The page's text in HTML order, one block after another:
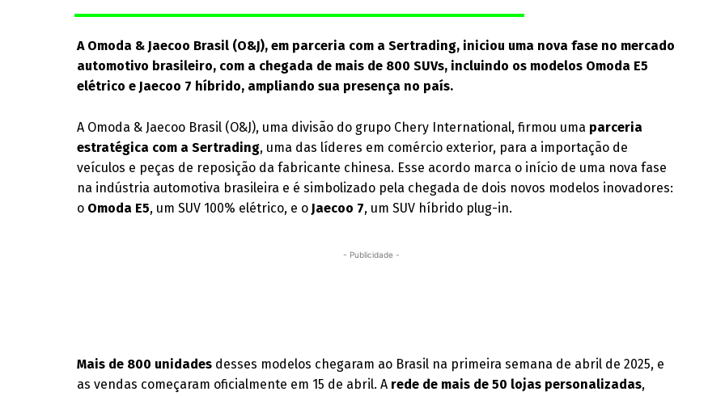
A Omoda & Jaecoo Brasil (O&J), em parceria com a Sertrading, iniciou uma nova fase no mercado
automotivo brasileiro, com a chegada de mais de 800 SUVs, incluindo os modelos Omoda E5
elétrico e Jaecoo 7 híbrido, ampliando sua presença no país.
A Omoda & Jaecoo Brasil (O&J), uma divisão do grupo Chery International, firmou uma parceria
estratégica com a Sertrading, uma das líderes em comércio exterior, para a importação de
veículos e peças de reposição da fabricante chinesa. Esse acordo marca o início de uma nova fase
na indústria automotiva brasileira e é simbolizado pela chegada de dois novos modelos inovadores:
o Omoda E5, um SUV 100% elétrico, e o Jaecoo 7, um SUV híbrido plug-in.
- Publicidade -
Mais de 800 unidades desses modelos chegaram ao Brasil na primeira semana de abril de 2025, e
as vendas começaram oficialmente em 15 de abril. A rede de mais de 50 lojas personalizadas,